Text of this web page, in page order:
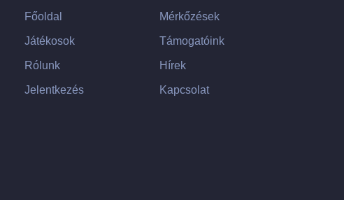
Főoldal Mérkőzések
Játékosok Támogatóink
Rólunk Hírek
Jelentkezés Kapcsolat